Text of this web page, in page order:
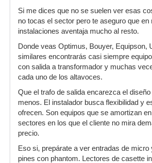
Si me dices que no se suelen ver esas
no tocas el sector pero te aseguro que en
instalaciones aventaja mucho al resto.
Donde veas Optimus, Bouyer, Equipson,
similares encontrarás casi siempre
con salida a transformador y muchas
cada uno de los altavoces.
Que el trafo de salida encarezca el
menos. El instalador busca flexibilidad y
ofrecen. Son equipos que se amortizan
sectores en los que el cliente no mira
precio.
Eso si, prepárate a ver entradas de micro
pines con phantom. Lectores de casette